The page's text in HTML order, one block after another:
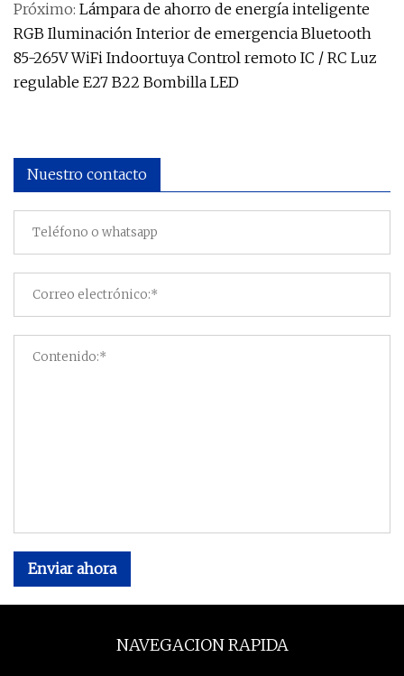
Próximo: Lámpara de ahorro de energía inteligente
RGB Iluminación Interior de emergencia Bluetooth
85-265V WiFi Indoortuya Control remoto IC / RC Luz
regulable E27 B22 Bombilla LED
Nuestro contacto
Enviar ahora
NAVEGACION RAPIDA